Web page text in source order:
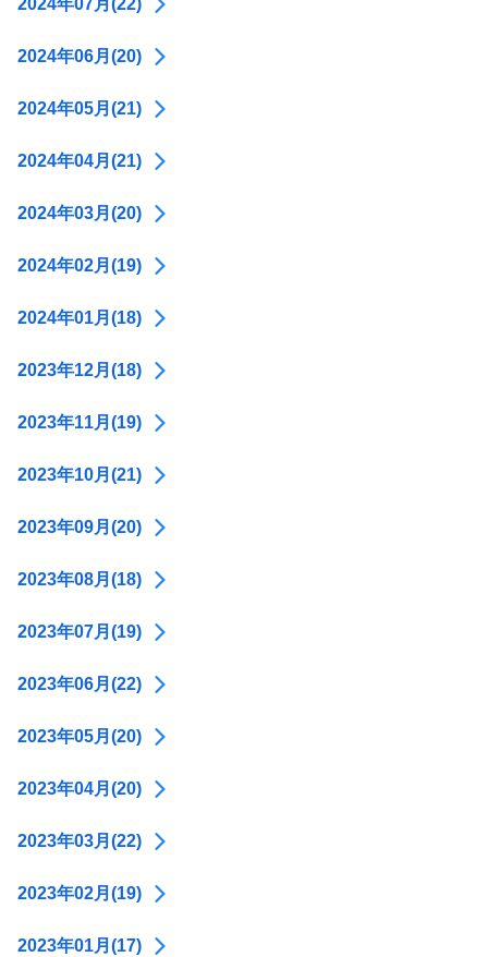
2024年07月(22)
2024年06月(20)
2024年05月(21)
2024年04月(21)
2024年03月(20)
2024年02月(19)
2024年01月(18)
2023年12月(18)
2023年11月(19)
2023年10月(21)
2023年09月(20)
2023年08月(18)
2023年07月(19)
2023年06月(22)
2023年05月(20)
2023年04月(20)
2023年03月(22)
2023年02月(19)
2023年01月(17)